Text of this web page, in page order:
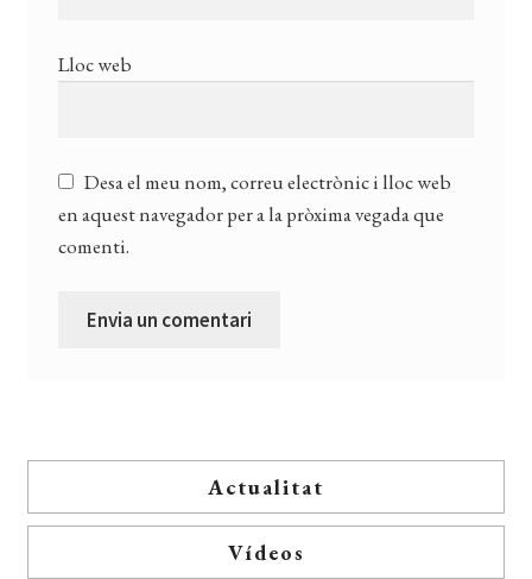
Lloc web
Desa el meu nom, correu electrònic i lloc web
en aquest navegador per a la pròxima vegada que
comenti.
Actualitat
Vídeos